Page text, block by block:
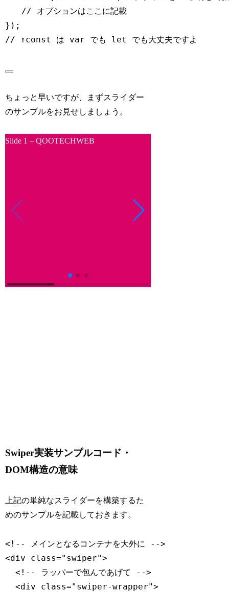
// オプションはここに記載
} ) ;
// ↑const は var でも let でも大丈夫ですよ
ちょっと早いですが、まずスライダー
のサンプルをお見せしましょう。
Slide 1 –QOOTECHWEB
Swiper実装サンプルコード・
DOM構造の意味
上記の単純なスライダーを構築するた
めのサンプルを記載しておきます。
<!-- メインとなるコンテナを大外に -->
<div class=" swiper">
<!-- ラッパーで包んであげて -->
<div class=" swiper-wrapper">